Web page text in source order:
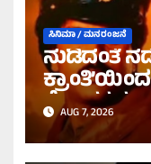
ಸಿನಿಮಾ / ಮನರಂಜನೆ
ನುಡಿದಂತೆ
ರೋಚಕ
AUG 7, 2026